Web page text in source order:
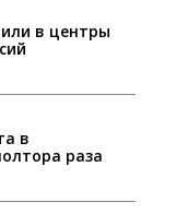
в центры
в
раза